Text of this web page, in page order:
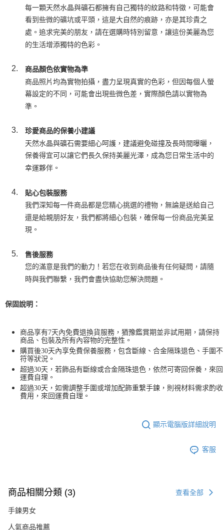
每一顆天然水晶與礦石都擁有自己獨特的紋路和特徵，可能會
看到些微的礦坑或平頭，這是大自然的痕跡，亦是其珍貴之
處。追求完美的朋友，請在選購時特別留意，讓這份美麗為您
的生活增添獨特的色彩。
商品顏色依實物為準
商品照片均為實物拍攝，盡力呈現真實的色彩，但因每個人螢
幕設定的不同，可能會出現些微色差，實際顏色請以實物為
準。
珍愛商品的保養小建議
天然水晶與礦石需要細心呵護，建議避免碰撞及長時間曝曬，
保養得宜可以讓它們長久保持美麗光澤，成為您日常生活中的
幸運夥伴。
貼心包裝服務
我們深知每一件商品都是您精心挑選的禮物，無論是送給自己
還是給親朋好友，我們都將細心包裝，確保每一份商品完美呈
現。
售後服務
您的滿意是我們的動力！若您在收到商品後有任何疑問，請隨
時與我們聯繫，我們會盡快協助您解決問題。
保固說明：
商品享有7天內免費退換貨服務，猶豫鑑賞期並非試用期，請保持
商品、包裝及所有內容物的完整性。
購買後30天內享免費保養服務，包含斷線、合金隔珠退色、手圍不
符等狀況。
超過30天，若飾品有斷線或合金隔珠退色，依然可寄回保養，來回
運費自理。
超過30天，如需調整手圍或增加配飾重繫手鍊，則視材料需求酌收
費用，來回運費自理。
顯示電腦版詳細說明
客服
商品相關分類 (3) 查看全部
手鍊男女
人氣商品推薦